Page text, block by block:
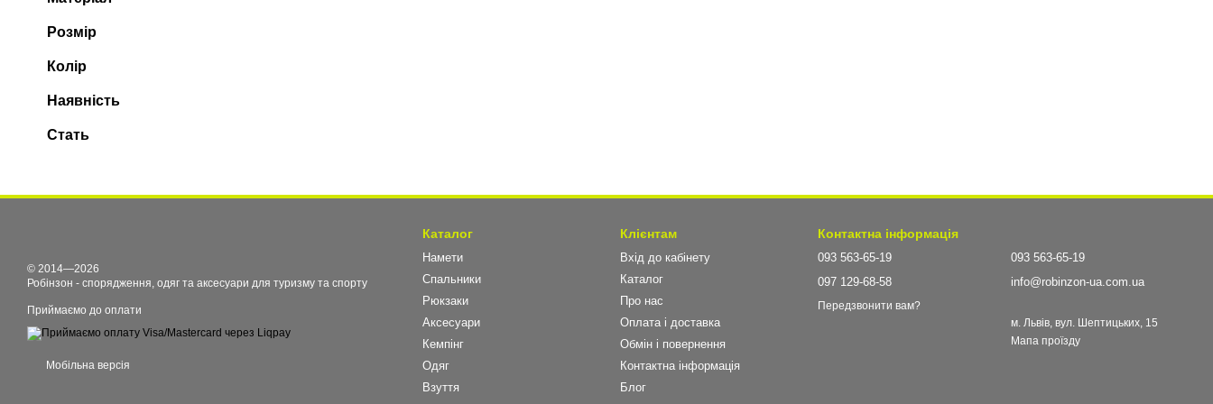
Розмір
Колір
Наявність
Стать
© 2014—2026
Робінзон - спорядження, одяг та аксесуари для туризму та спорту
Приймаємо до оплати
Мобільна версія
Каталог
Намети
Спальники
Рюкзаки
Аксесуари
Кемпінг
Одяг
Взуття
Клієнтам
Вхід до кабінету
Каталог
Про нас
Оплата і доставка
Обмін і повернення
Контактна інформація
Блог
Контактна інформація
093 563-65-19
097 129-68-58
Передзвонити вам?
093 563-65-19
info@robinzon-ua.com.ua
м. Львів, вул. Шептицьких, 15
Мапа проїзду